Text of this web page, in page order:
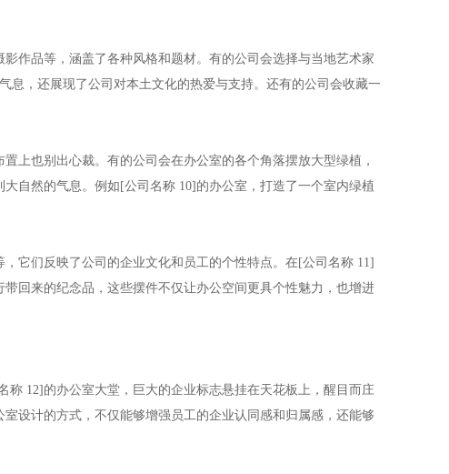
作品等，涵盖了各种风格和题材。有的公司会选择与当地艺术家
息，还展现了公司对本土文化的热爱与支持。还有的公司会收藏一
上也别出心裁。有的公司会在办公室的各个角落摆放大型绿植，
自然的气息。例如[公司名称 10]的办公室，打造了一个室内绿植
它们反映了公司的企业文化和员工的个性特点。在[公司名称 11]
回来的纪念品，这些摆件不仅让办公空间更具个性魅力，也增进
12]的办公室大堂，巨大的企业标志悬挂在天花板上，醒目而庄
设计的方式，不仅能够增强员工的企业认同感和归属感，还能够